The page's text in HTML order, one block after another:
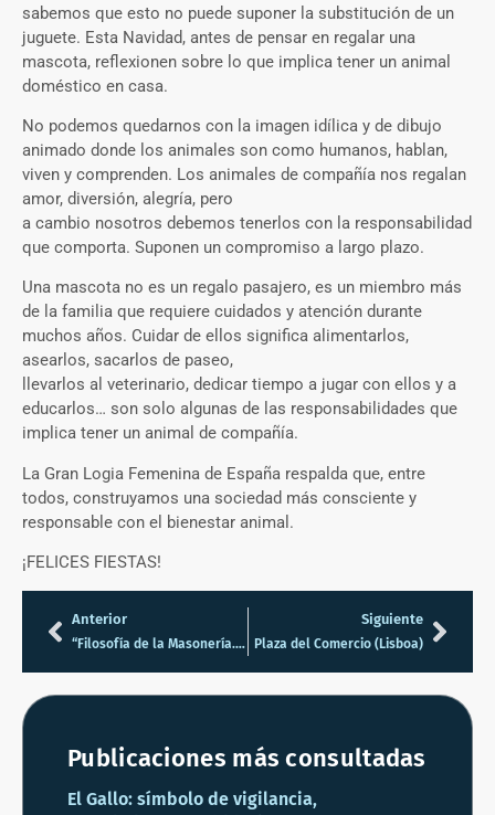
sabemos que esto no puede suponer la substitución de un
juguete. Esta Navidad, antes de pensar en regalar una
mascota, reflexionen sobre lo que implica tener un animal
doméstico en casa.
No podemos quedarnos con la imagen idílica y de dibujo
animado donde los animales son como humanos, hablan,
viven y comprenden. Los animales de compañía nos regalan
amor, diversión, alegría, pero
a cambio nosotros debemos tenerlos con la responsabilidad
que comporta. Suponen un compromiso a largo plazo.
Una mascota no es un regalo pasajero, es un miembro más
de la familia que requiere cuidados y atención durante
muchos años. Cuidar de ellos significa alimentarlos,
asearlos, sacarlos de paseo,
llevarlos al veterinario, dedicar tiempo a jugar con ellos y a
educarlos… son solo algunas de las responsabilidades que
implica tener un animal de compañía.
La Gran Logia Femenina de España respalda que, entre
todos, construyamos una sociedad más consciente y
responsable con el bienestar animal.
¡FELICES FIESTAS!
Anterior
“Filosofía de la Masonería. Cartas a Constant” de J. G. Fichte
Siguiente
Plaza del Comercio (Lisboa)
Publicaciones más consultadas
El Gallo: símbolo de vigilancia,